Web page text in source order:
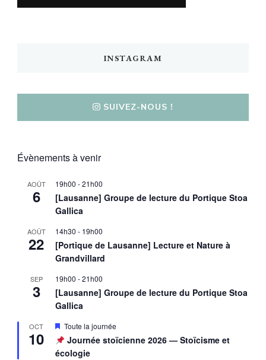
INSTAGRAM
SUIVEZ-NOUS !
Évènements à venir
AOÛT
6
19h00 -21h00
[Lausanne] Groupe de lecture du Portique Stoa
Gallica
AOÛT
22
14h30 - 19h00
[Portique de Lausanne] Lecture et Nature à
Grandvillard
SEP
3
19h00 -21h00
[Lausanne] Groupe de lecture du Portique Stoa
Gallica
OCT
10
Mis
en
avant
Toute la journée
Journée stoïcienne 2026 — Stoïcisme et
écologie